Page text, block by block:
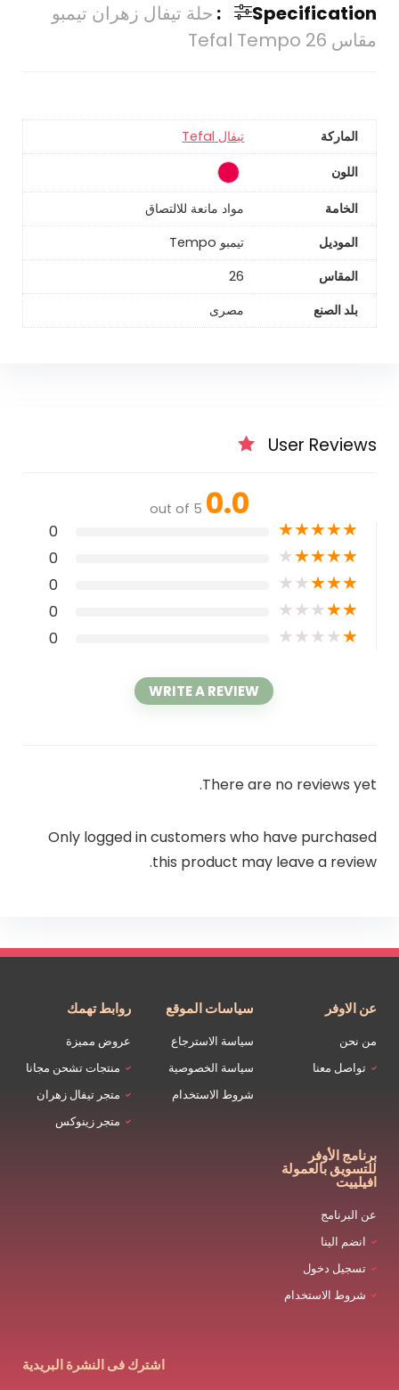
Specification:
حلة تيفال زهران تيمبو
مقاس 26 Tefal Tempo
الماركة
تيفال Tefal
اللون
الخامة
مواد مانعة للالتصاق
الموديل
تيمبو Tempo
المقاس
26
بلد الصنع
مصرى
User Reviews
0.0
out of 5
★
★
★
★
★
0
★
★
★
★
★
0
★
★
★
★
★
0
★
★
★
★
★
0
★
★
★
★
★
0
WRITE A REVIEW
There are no reviews yet.
Only logged in customers who have purchased
this product may leave a review.
عن الاوفر
من نحن
تواصل معنا
سياسات الموقع
سياسة الاسترجاع
سياسة الخصوصية
شروط الاستخدام
روابط تهمك
عروض مميزة
منتجات تشحن مجانا
متجر تيفال زهران
متجر زينوكس
برنامج الأوفر
للتسويق بالعمولة
افيلييت
عن البرنامج
انضم الينا
تسجيل دخول
شروط الاستخدام
اشترك فى النشرة البريدية